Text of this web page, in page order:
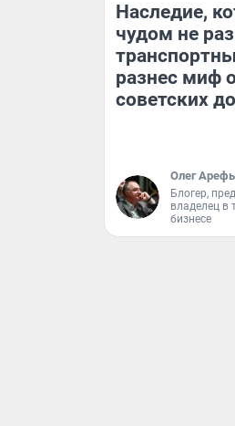
Наследие,
чудом не
разнес миф
советских
Олег
Блогер,
владелец в
бизнесе